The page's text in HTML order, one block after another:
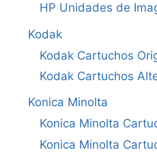
HP Unidades de
Kodak
Kodak Cartuchos
Kodak Cartuchos
Konica Minolta
Konica Minolta
Konica Minolta